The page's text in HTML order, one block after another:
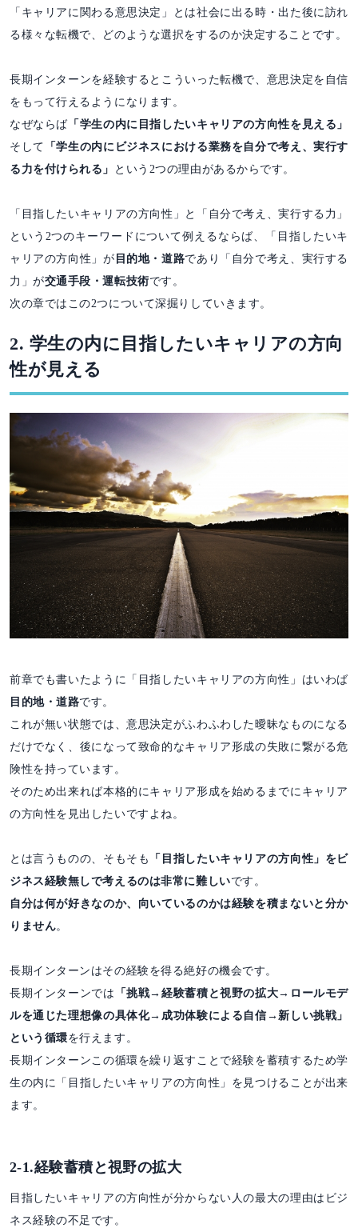
「キャリアに関わる意思決定」とは社会に出る時・出た後に訪れ
る様々な転機で、どのような選択をするのか決定することです。
長期インターンを経験するとこういった転機で、意思決定を自信
をもって行えるようになります。
なぜならば 「学生の内に目指したいキャリアの方向性を見える」
そして
「学生の内にビジネスにおける業務を自分で考え、実行す
る力を付けられる」
という2つの理由があるからです。
「目指したいキャリアの方向性」と「自分で考え、実行する力」
という2つのキーワードについて例えるならば、「目指したいキ
ャリアの方向性」が 目的地・道路であり「自分で考え、実行する
力」が交通手段・運転技術です。
次の章ではこの2つについて深掘りしていきます。
2. 学生の内に目指したいキャリアの方向
性が見える
前章でも書いたように「目指したいキャリアの方向性」はいわば
目的地・道路です。
これが無い状態では、意思決定がふわふわした曖昧なものになる
だけでなく、後になって致命的なキャリア形成の失敗に繋がる危
険性を持っています。
そのため出来れば本格的にキャリア形成を始めるまでにキャリア
の方向性を見出したいですよね。
とは言うものの、そもそも
「目指したいキャリアの方向性」をビ
ジネス経験無しで考えるのは非常に難しいです。
自分は何が好きなのか、向いているのかは経験を積まないと分か
りません。
長期インターンはその経験を得る絶好の機会です。
長期インターンでは
「挑戦→経験蓄積と視野の拡大→ロールモデ
ルを通じた理想像の具体化→成功体験による自信→新しい挑戦」
という循環を行えます。
長期インターンこの循環を繰り返すことで経験を蓄積するため学
生の内に「目指したいキャリアの方向性」を見つけることが出来
ます。
2-1.経験蓄積と視野の拡大
目指したいキャリアの方向性が分からない人の最大の理由はビジ
ネス経験の不足です。